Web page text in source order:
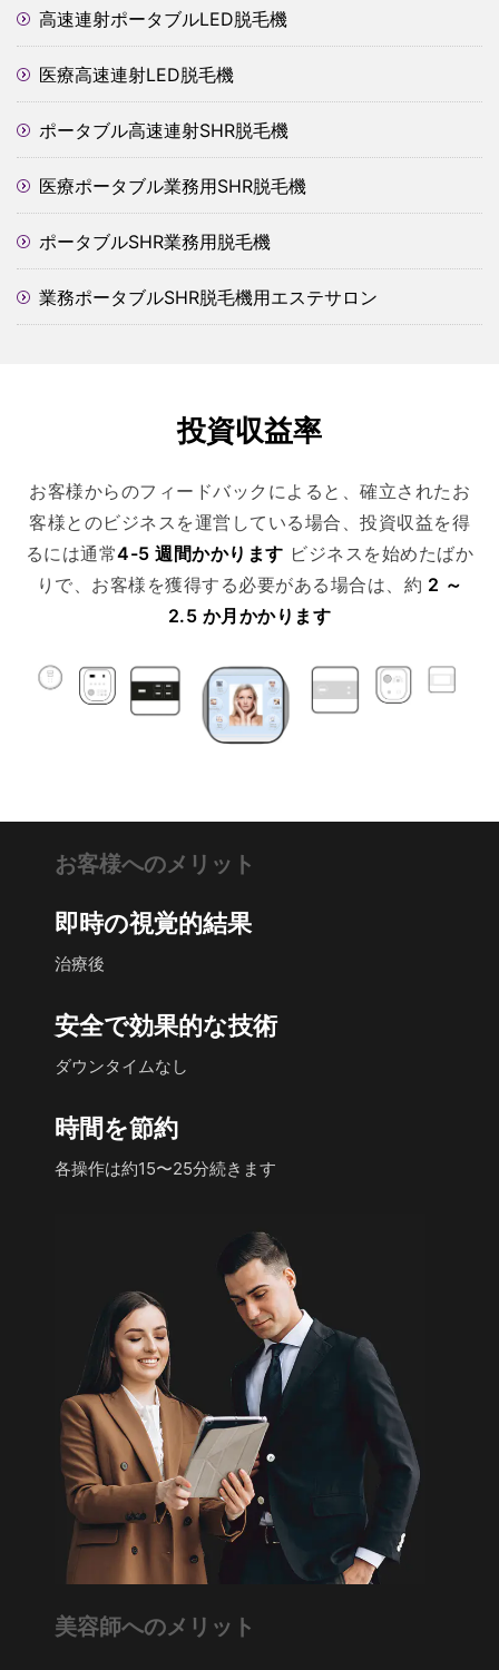
高速連射ポータブルLED脱毛機
医療高速連射LED脱毛機
ポータブル高速連射SHR脱毛機
医療ポータブル業務用SHR脱毛機
ポータブルSHR業務用脱毛機
業務ポータブルSHR脱毛機用エステサロン
投資収益率
お客様からのフィードバックによると、確立されたお
客様とのビジネスを運営している場合、投資収益を得
るには通常4-5 週間かかります ビジネスを始めたばか
りで、お客様を獲得する必要がある場合は、約 2 ～
2.5 か月かかります
お客様へのメリット
即時の視覚的結果
治療後
安全で効果的な技術
ダウンタイムなし
時間を節約
各操作は約15〜25分続きます
美容師へのメリット